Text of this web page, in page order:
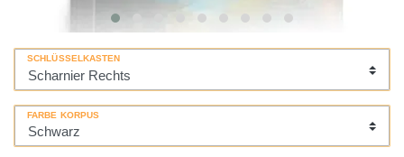
SCHLÜSSELKASTEN
FARBE KORPUS